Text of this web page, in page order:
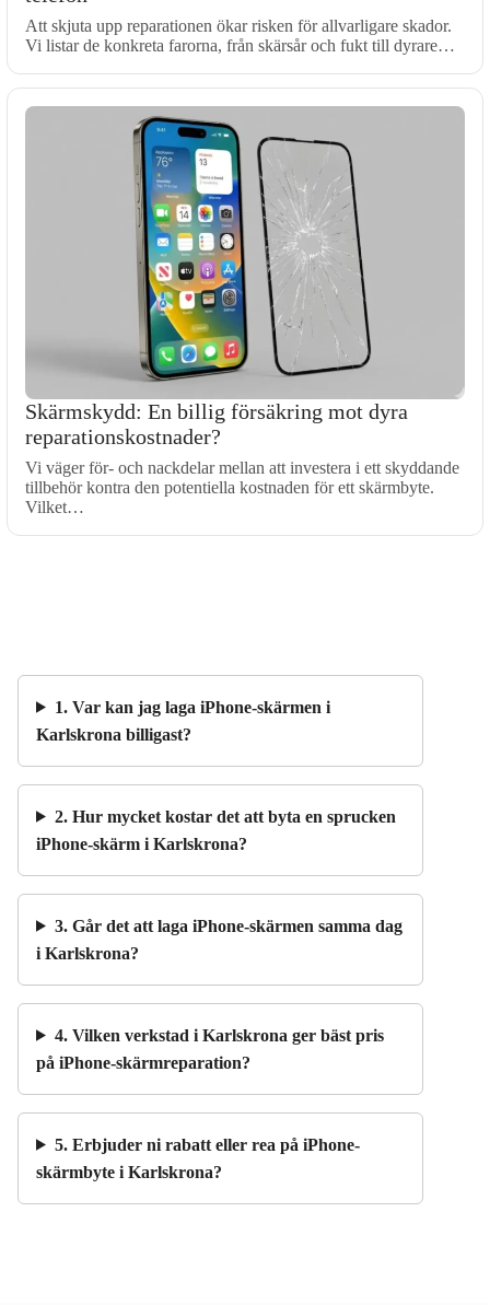
Att skjuta upp reparationen ökar risken för allvarligare skador.
Vi listar de konkreta farorna, från skärsår och fukt till dyrare…
Skärmskydd: En billig försäkring mot dyra
reparationskostnader?
Vi väger för- och nackdelar mellan att investera i ett skyddande
tillbehör kontra den potentiella kostnaden för ett skärmbyte.
Vilket…
1. Var kan jag laga iPhone-skärmen i
Karlskrona billigast?
2. Hur mycket kostar det att byta en sprucken
iPhone-skärm i Karlskrona?
3. Går det att laga iPhone-skärmen samma dag
i Karlskrona?
4. Vilken verkstad i Karlskrona ger bäst pris
på iPhone-skärmreparation?
5. Erbjuder ni rabatt eller rea på iPhone-
skärmbyte i Karlskrona?